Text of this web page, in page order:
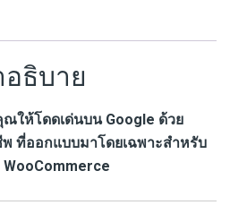
ธิบาย
ให้โดดเด่นบน Google ด้วย
ที่ออกแบบมาโดยเฉพาะสำหรับ